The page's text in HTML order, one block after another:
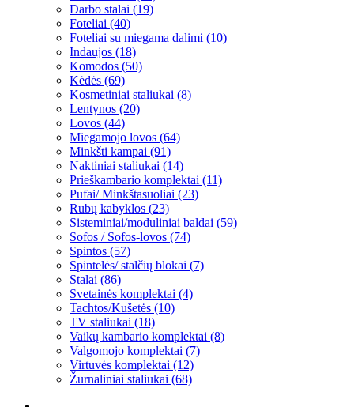
Darbo stalai (19)
Foteliai (40)
Foteliai su miegama dalimi (10)
Indaujos (18)
Komodos (50)
Kėdės (69)
Kosmetiniai staliukai (8)
Lentynos (20)
Lovos (44)
Miegamojo lovos (64)
Minkšti kampai (91)
Naktiniai staliukai (14)
Prieškambario komplektai (11)
Pufai/ Minkštasuoliai (23)
Rūbų kabyklos (23)
Sisteminiai/moduliniai baldai (59)
Sofos / Sofos-lovos (74)
Spintos (57)
Spintelės/ stalčių blokai (7)
Stalai (86)
Svetainės komplektai (4)
Tachtos/Kušetės (10)
TV staliukai (18)
Vaikų kambario komplektai (8)
Valgomojo komplektai (7)
Virtuvės komplektai (12)
Žurnaliniai staliukai (68)